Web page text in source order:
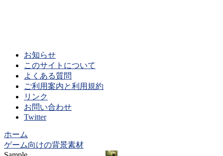
お知らせ
このサイトについて
よくある質問
ご利用案内と利用規約
リンク
お問い合わせ
Twitter
ホーム
ゲーム向けの背景素材